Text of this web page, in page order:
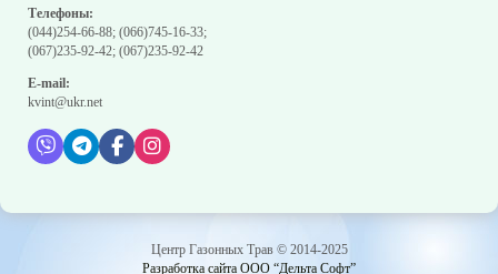
Телефоны:
(044)254-66-88; (066)745-16-33;
(067)235-92-42; (067)235-92-42
E-mail:
kvint@ukr.net
Центр Газонных Трав © 2014-2025
Разработка сайта ООО “Дельта Софт”